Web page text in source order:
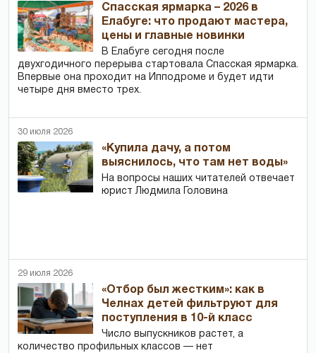
Спасская ярмарка – 2026 в
Елабуге: что продают мастера,
цены и главные новинки
В Елабуге сегодня после
двухгодичного перерыва стартовала Спасская ярмарка.
Впервые она проходит на Ипподроме и будет идти
четыре дня вместо трех.
30 июля 2026
«Купила дачу, а потом
выяснилось, что там нет воды»
На вопросы наших читателей отвечает
юрист Людмила Головина
29 июля 2026
«Отбор был жестким»: как в
Челнах детей фильтруют для
поступления в 10-й класс
Число выпускников растет, а
количество профильных классов — нет